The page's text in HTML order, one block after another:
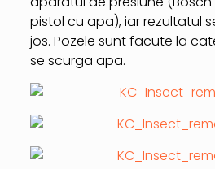
pistol cu apa), iar rezultatul
jos. Pozele sunt facute la
se scurga apa.